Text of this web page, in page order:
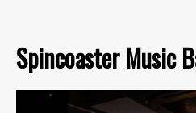
Spincoaster Music